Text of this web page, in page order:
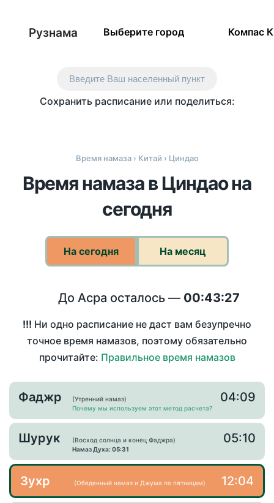
Рузнама Выберите город Компас
Введите Ваш населенный пункт
Сохранить расписание или поделиться:
Время намаза› Китай › Циндао
Время намаза в Циндао на
сегодня
На сегодня На месяц
До Асра осталось — 00:43:27
!!! Ни одно расписание не даст вам безупречно
точное время намазов, поэтому обязательно
прочитайте: Правильное время намазов
Фаджр
(Утренний намаз)
Почему мы используем этот метод расчета?
04:09
Шурук
(Восход солнца и конец Фаджра)
Намаз Духа: 05:31
05:10
Зухр (Обеденный намаз и Джума по пятницам) 12:04